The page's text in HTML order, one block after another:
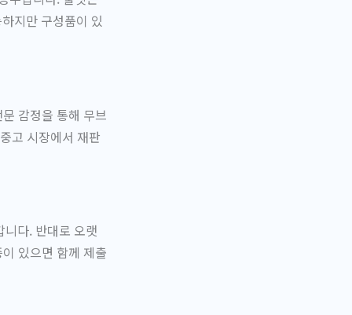
지만 구성품이 있
감정을 통해 무브
고 시장에서 재판
다. 반대로 오랫
있으면 함께 제출